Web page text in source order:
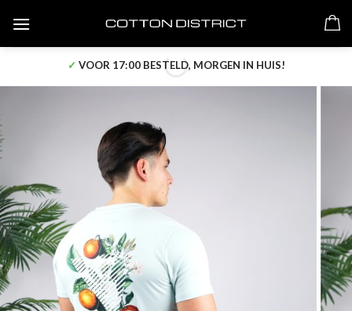
content
✓ VOOR 17:00 BESTELD, MORGEN IN HUIS!